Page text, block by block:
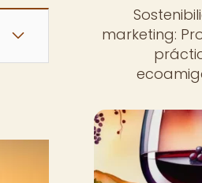
marketing: